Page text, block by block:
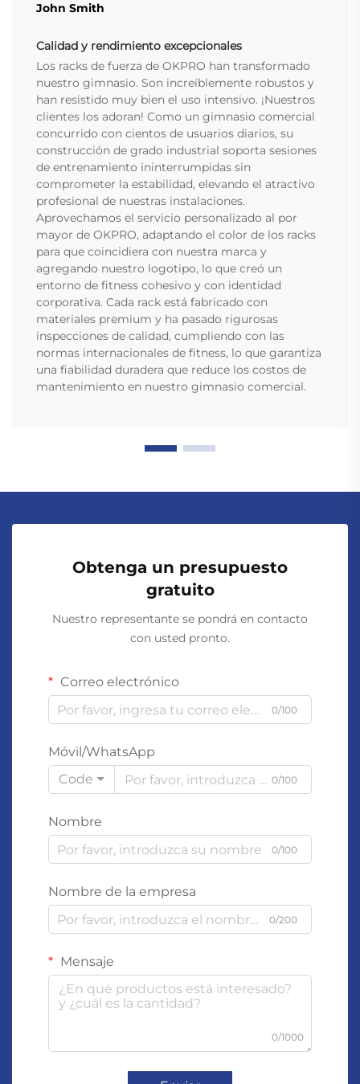
John Smith
Calidad y rendimiento excepcionales
Los racks de fuerza de OKPRO han transformado
nuestro gimnasio. Son increíblemente robustos y
han resistido muy bien el uso intensivo. ¡Nuestros
clientes los adoran! Como un gimnasio comercial
concurrido con cientos de usuarios diarios, su
construcción de grado industrial soporta sesiones
de entrenamiento ininterrumpidas sin
comprometer la estabilidad, elevando el atractivo
profesional de nuestras instalaciones.
Aprovechamos el servicio personalizado al por
mayor de OKPRO, adaptando el color de los racks
para que coincidiera con nuestra marca y
agregando nuestro logotipo, lo que creó un
entorno de fitness cohesivo y con identidad
corporativa. Cada rack está fabricado con
materiales premium y ha pasado rigurosas
inspecciones de calidad, cumpliendo con las
normas internacionales de fitness, lo que garantiza
una fiabilidad duradera que reduce los costos de
mantenimiento en nuestro gimnasio comercial.
Obtenga un presupuesto
gratuito
Nuestro representante se pondrá en contacto
con usted pronto.
Correo electrónico
0/100
Móvil/WhatsApp
Code
0/100
Nombre
0/100
Nombre de la empresa
0/200
Mensaje
0/1000